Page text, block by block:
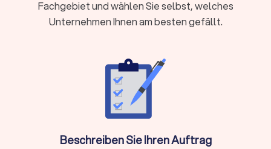
Auslandseinkünfte, Erbschaften oder Beteiligungen
Laufende Buchhaltung, Jahresabschlüsse oder
Steueroptimierung und proaktive Gestaltungsberatung
Als Faustregel gilt: Wenn die mögliche Steuerersparnis oder
Zeitersparnis die Kosten übersteigt, ist die Investition
Fachgebiet und wählen Sie selbst, welches
Unternehmen Ihnen am besten gefällt.
Beschreiben Sie Ihren Auftrag